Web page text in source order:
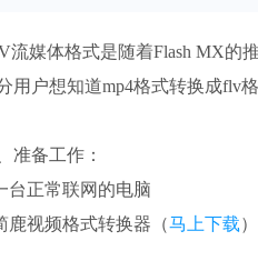
流媒体格式是随着Flash MX的
用户想知道mp4格式转换成flv
准备工作：
台正常联网的电脑
鹿视频格式转换器（马上下载）